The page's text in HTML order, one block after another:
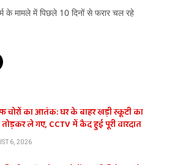
के मामले में पिछले 10 दिनों से फरार चल रहे
चोरों का आतंक: घर के बाहर खड़ी स्कूटी का
ले गए, CCTV में कैद हुई पूरी वारदात
6, 2026